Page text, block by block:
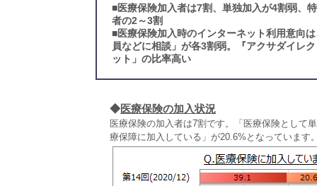
■医療保険加入者は7割、単独加入が4割弱、
者の2～3割
■医療保険加入時のインターネット利用意向
員などに相談」が各3割弱。『アクサダイレ
ット」の比率高い
◆医療保険の加入状況
医療保険の加入者は7割です。「医療保険として
療保障に加入している」が20.6%となっています